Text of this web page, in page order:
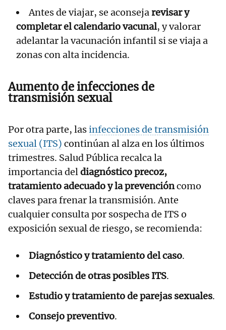
Antes de viajar, se aconsejarevisar y
completar el calendario vacunal, y valorar
adelantar la vacunación infantil si se viaja a
zonas con alta incidencia.
Aumento de infecciones de
transmisión sexual
Por otra parte, lasinfecciones de transmisión
sexual (ITS) continúan al alza en los últimos
trimestres. Salud Pública recalca la
importancia deldiagnóstico precoz,
tratamiento adecuado y la prevencióncomo
claves para frenar la transmisión. Ante
cualquier consulta por sospecha de ITS o
exposición sexual de riesgo, se recomienda:
Diagnóstico y tratamiento del caso.
Detección de otras posibles ITS.
Estudio y tratamiento de parejas sexuales.
Consejo preventivo.